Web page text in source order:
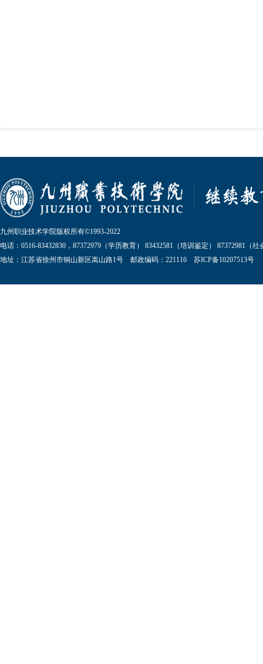
九州职业技术学院版权所有©1993-2022
电话：0516-83432830，87372979（学历教育） 83432581（培训鉴定） 87372981（社
地址：江苏省徐州市铜山新区嵩山路1号 邮政编码：221116 苏ICP备10207513号